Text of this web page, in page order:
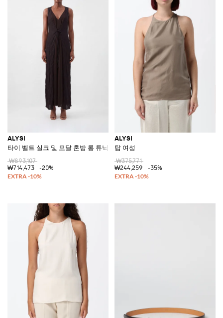
ALYSI
타이 벨트 실크 및 모달 혼방 롱 튜닉
₩893,107
₩714,473
-20%
ALYSI
탑 여성
₩375,771
₩244,259
-35%